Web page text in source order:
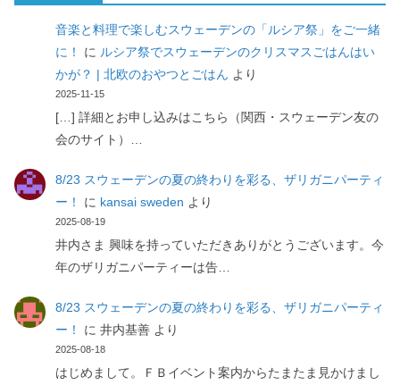
音楽と料理で楽しむスウェーデンの「ルシア祭」をご一緒
に！
に ルシア祭でスウェーデンのクリスマスごはんはい
かが？ | 北欧のおやつとごはん より
2025-11-15
[…] 詳細とお申し込みはこちら（関西・スウェーデン友の
会のサイト）…
8/23 スウェーデンの夏の終わりを彩る、ザリガニパーティ
ー！
に kansai sweden より
2025-08-19
井内さま 興味を持っていただきありがとうございます。今
年のザリガニパーティーは告…
8/23 スウェーデンの夏の終わりを彩る、ザリガニパーティ
ー！
に 井内基善より
2025-08-18
はじめまして。ＦＢイベント案内からたまたま見かけまし